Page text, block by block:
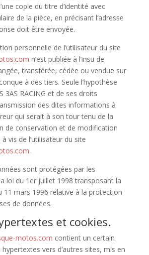
copie du titre d’identité avec
de la pièce, en précisant l’adresse
doit être envoyée.
personnelle de l’utilisateur du site
n’est publiée à l’insu de
transférée, cédée ou vendue sur
à des tiers. Seule l’hypothèse
3AS RACING et de ses droits
des dites informations à
qui serait à son tour tenu de la
de conservation et de modification
vis de l’utilisateur du site
.
sont protégées par les
loi du 1er juillet 1998 transposant la
11 mars 1996 relative à la protection
de données.
et cookies.
motos.com contient un certain
vers d’autres sites, mis en